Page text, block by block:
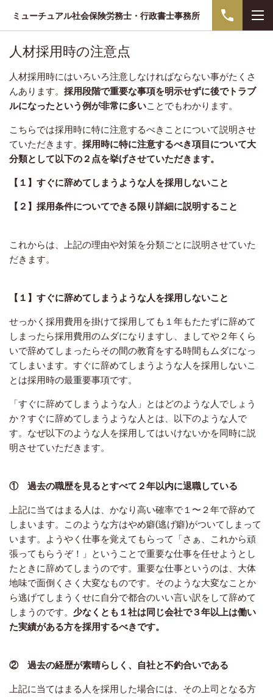
ミューチュアル社会保険労務士・行政書士事務所
人材採用時の注意点
人材採用時にはいろいろ注意しなければならない事がたくさ
んあります。 採用段階で重要な事項を明示せずに後でトラブ
ルになったという例が非常に多いことでもわかります。
こちらでは採用時に特に注意するべきことについて説明させ
ていただきます。 採用時に特に注意するべき項目について大
分類として以下の２点を挙げさせていただきます。
【１】すぐに辞めてしまうような人を採用しないこと
【２】採用条件についてできる限り詳細に説明すること
これからは、上記の理由や対策を分類ごとに説明させていた
だきます。
【１】すぐに辞めてしまうような人を採用しないこと
せっかく採用費用を掛けて採用しても１年もたたずに辞めて
しまったら採用費用のムダになりますし、ましてや２年くら
いで辞めてしまったらその間の教育をする時間もムダになっ
てしまいます。すぐに辞めてしまうような人を採用しないこ
とは採用時の最重要事項です。
「すぐに辞めてしまうような人」とはどのような人でしょう
か？すぐに辞めてしまうような人とは、以下のような人で
す。なぜ以下のような人を採用してはいけないかを同時に説
明させていただきます。
① 過去の職歴を見るとすべて２年以内に退職している
上記に当てはまる人は、かなり高い確率で１〜２年で辞めて
しまいます。このような方はやめ癖(逃げ癖)がついてしまって
います。ようやく仕事を覚えてもらって「さぁ、これから頑
張ってもらうぞ！」ということで重要な仕事を任せようとし
たときに辞めてしまうのです。重要な仕事というのは、大体
地味で面倒くさく大変なものです。そのような大変なことか
ら逃げてしまうくせに自分で都合のいい言い訳をして辞めて
しまうのです。 少なくとも１社は同じ会社で３年以上は働い
た実績がある方を採用するべきです。
② 過去の経歴が素晴らしく、自社と不釣合いである
上記に当てはまる人を採用した場合には、その上司となる方